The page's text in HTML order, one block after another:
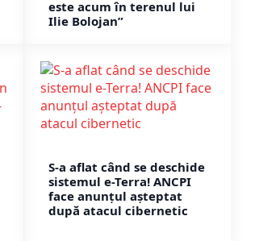
este acum în terenul lui
Ilie Bolojan”
S-a aflat când se deschide
sistemul e-Terra! ANCPI
face anunțul așteptat
după atacul cibernetic